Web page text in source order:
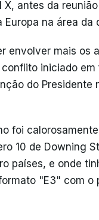
antes da
na área da
envolver mais os
iniciado
do Presidente
foi
10 de Downing
países, e onde
"E3" com o